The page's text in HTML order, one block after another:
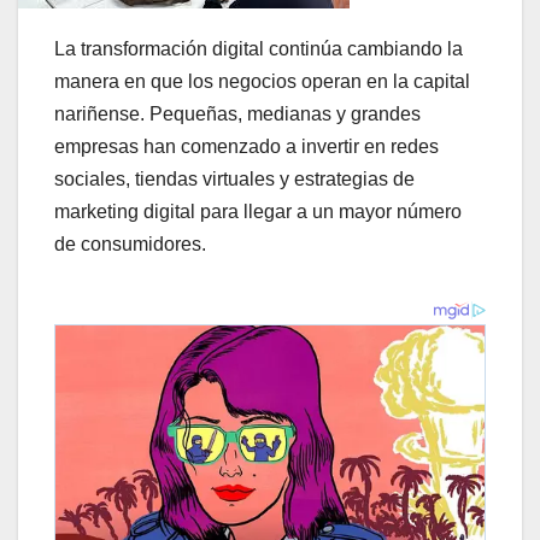
La transformación digital continúa cambiando la
manera en que los negocios operan en la capital
nariñense. Pequeñas, medianas y grandes
empresas han comenzado a invertir en redes
sociales, tiendas virtuales y estrategias de
marketing digital para llegar a un mayor número
de consumidores.